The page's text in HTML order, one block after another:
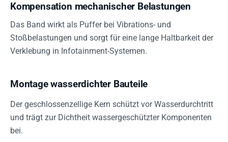
Kompensation mechanischer Belastungen
Das Band wirkt als Puffer bei Vibrations- und
Stoßbelastungen und sorgt für eine lange Haltbarkeit der
Verklebung in Infotainment-Systemen.
Montage wasserdichter Bauteile
Der geschlossenzellige Kern schützt vor Wasserdurchtritt
und trägt zur Dichtheit wassergeschützter Komponenten
bei.